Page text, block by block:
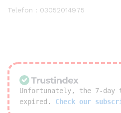
Telefon : 03052014975
Unfortunately, the 7-
expired. Check our